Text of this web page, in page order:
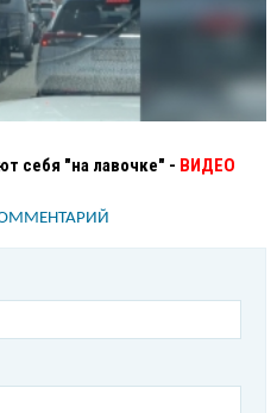
себя "на лавочке" - ВИДЕО